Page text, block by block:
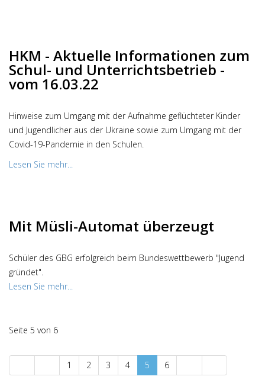
HKM - Aktuelle Informationen zum
Schul- und Unterrichtsbetrieb -
vom 16.03.22
Hinweise zum Umgang mit der Aufnahme geflüchteter Kinder
und Jugendlicher aus der Ukraine sowie zum Umgang mit der
Covid-19-Pandemie in den Schulen.
Lesen Sie mehr...
Mit Müsli-Automat überzeugt
Schüler des GBG erfolgreich beim Bundeswettbewerb "Jugend
gründet".
Lesen Sie mehr...
Seite 5 von 6
1 2 3 4 5 6